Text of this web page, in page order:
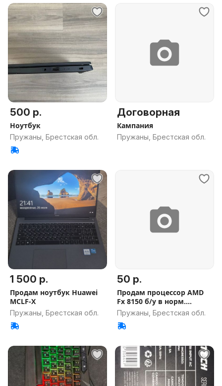
500 р.
Ноутбук
Пружаны, Брестская обл.
Договорная
Кампания
Пружаны, Брестская обл.
1 500 р.
Продам ноутбук Huawei
MCLF-X
Пружаны, Брестская обл.
50 р.
Продам процессор AMD
Fx 8150 б/у в норм.
состоянии
Пружаны, Брестская обл.